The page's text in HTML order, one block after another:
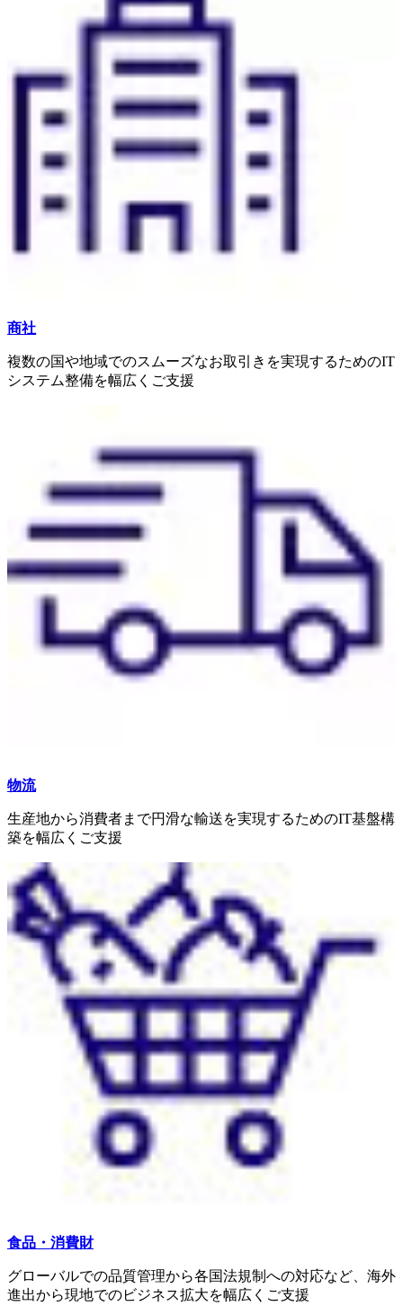
商社
複数の国や地域でのスムーズなお取引きを実現するためのIT
システム整備を幅広くご支援
物流
生産地から消費者まで円滑な輸送を実現するためのIT基盤構
築を幅広くご支援
食品・消費財
グローバルでの品質管理から各国法規制への対応など、海外
進出から現地でのビジネス拡大を幅広くご支援